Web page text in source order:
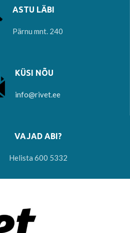
ASTU LÄBI
Pärnu mnt. 240
KÜSI NÕU
info@rivet.ee
VAJAD ABI?
Helista 600 5332